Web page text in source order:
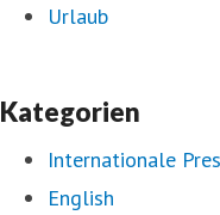
Urlaub
Kategorien
Internationale
English